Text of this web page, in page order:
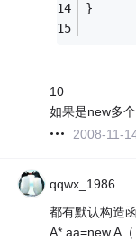
}
10
如果是new多
2008-11-
qqwx_1986
都有默认构造
A* aa=new A（